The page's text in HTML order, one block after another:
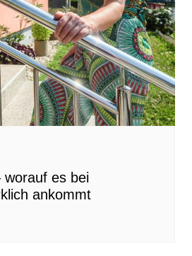
worauf es bei
ankommt